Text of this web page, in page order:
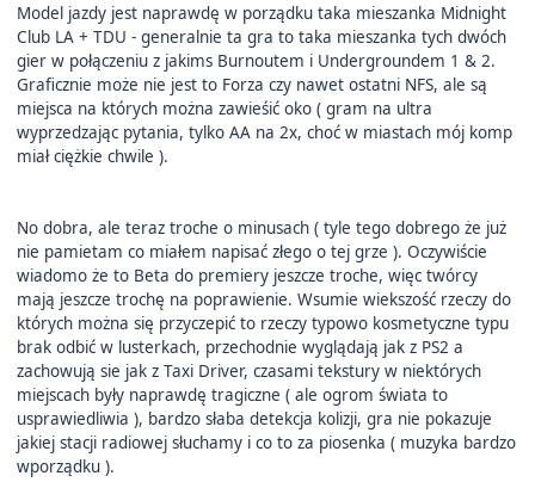
Model jazdy jest naprawdę w porządku taka mieszanka Midnight
Club LA + TDU - generalnie ta gra to taka mieszanka tych dwóch
gier w połączeniu z jakims Burnoutem i Undergroundem 1 & 2.
Graficznie może nie jest to Forza czy nawet ostatni NFS, ale są
miejsca na których można zawieśić oko ( gram na ultra
wyprzedzając pytania, tylko AA na 2x, choć w miastach mój komp
miał ciężkie chwile ).
No dobra, ale teraz troche o minusach ( tyle tego dobrego że już
nie pamietam co miałem napisać złego o tej grze ). Oczywiście
wiadomo że to Beta do premiery jeszcze troche, więc twórcy
mają jeszcze trochę na poprawienie. Wsumie wiekszość rzeczy do
których można się przyczepić to rzeczy typowo kosmetyczne typu
brak odbić w lusterkach, przechodnie wyglądają jak z PS2 a
zachowują sie jak z Taxi Driver, czasami tekstury w niektórych
miejscach były naprawdę tragiczne ( ale ogrom świata to
usprawiedliwia ), bardzo słaba detekcja kolizji, gra nie pokazuje
jakiej stacji radiowej słuchamy i co to za piosenka ( muzyka bardzo
wporządku ).